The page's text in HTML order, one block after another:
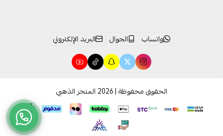
واتساب الجوال البريد الإلكتروني
الحقوق محفوظة | 2026 المتجر الذهبي